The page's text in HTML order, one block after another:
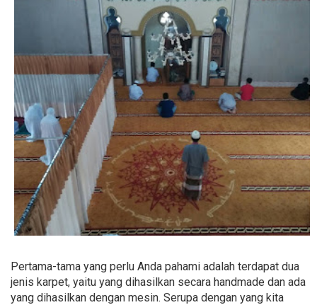
Pertama-tama yang perlu Anda pahami adalah terdapat dua
jenis karpet, yaitu yang dihasilkan secara handmade dan ada
yang dihasilkan dengan mesin. Serupa dengan yang kita